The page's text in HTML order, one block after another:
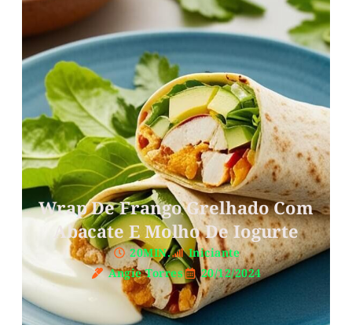
Wrap De Frango Grelhado Com
Abacate E Molho De Iogurte
20MIN.
Iniciante
Angie Torres
20/12/2024